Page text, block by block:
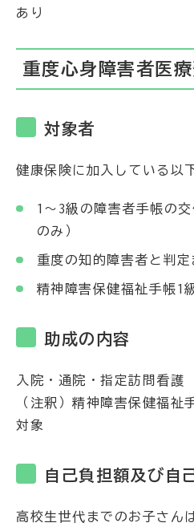
あり
重度心身障害者医
対象者
健康保険に加入している以
1～3級の障害者手帳の
のみ）
重度の知的障害者と判
精神障害保健福祉手帳1
助成の内容
入院・通院・指定訪問看護
（注釈）精神障害保健福祉
対象
自己負担額及び自
高校生世代までのお子さん